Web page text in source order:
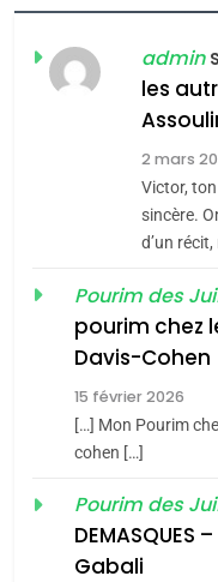
admin
les
2 mars
Victor,
sincère.
d’un
Pourim des
pourim chez
Davis-Cohen
15 février 2026
[…] Mon Pourim
cohen […]
Pourim des
DEMASQUES
Gabali